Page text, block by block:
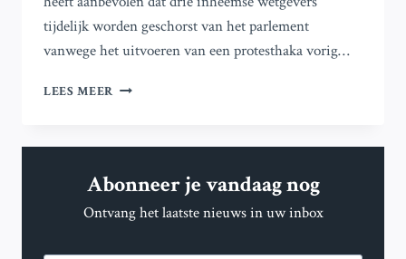
tijdelijk worden geschorst van het parlement
vanwege het uitvoeren van een protesthaka vorig…
LEES MEER NIEUW-
SCHORSINGEN
MAORI-
OM
Abonneer je vandaag nog
Ontvang het laatste nieuws in uw inbox